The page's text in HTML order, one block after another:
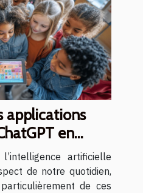
applications
en
artificielle
de notre quotidien,
de ces